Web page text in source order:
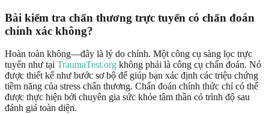
Bài kiểm tra chấn thương trực tuyến có chẩn đoán
chính xác không?
Hoàn toàn không—đây là lý do chính. Một công cụ sàng lọc trực
tuyến như tại TraumaTest.org không phải là công cụ chẩn đoán. Nó
được thiết kế như bước sơ bộ để giúp bạn xác định các triệu chứng
tiềm năng của stress chấn thương. Chẩn đoán chính thức chỉ có thể
được thực hiện bởi chuyên gia sức khỏe tâm thần có trình độ sau
đánh giá toàn diện.